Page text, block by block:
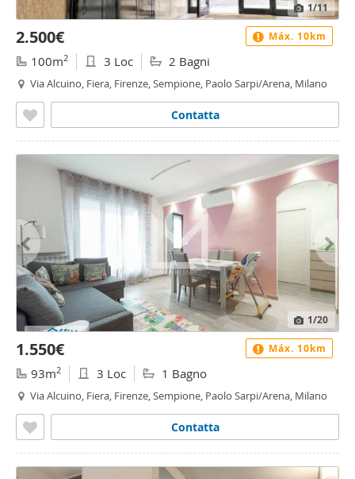
1/11
2.500€
100m2 3 Loc 2 Bagni
Via Alcuino, Fiera, Firenze, Sempione, Paolo Sarpi/Arena, Milano
Contatta
Máx. 10km
1/20
1.550€
93m2 3 Loc 1 Bagno
Via Alcuino, Fiera, Firenze, Sempione, Paolo Sarpi/Arena, Milano
Contatta
Máx. 10km